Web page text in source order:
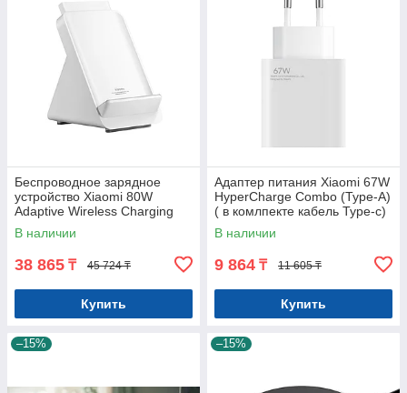
Беспроводное зарядное
устройство Xiaomi 80W
Adaptive Wireless Charging
Stand
В наличии
38 865 ₸ 45 724 ₸
Купить
Адаптер питания Xiaomi 67W
HyperCharge Combo (Type-A)
( в комлпекте кабель Type-c)
В наличии
9 864 ₸ 11 605 ₸
Купить
–15% –15%